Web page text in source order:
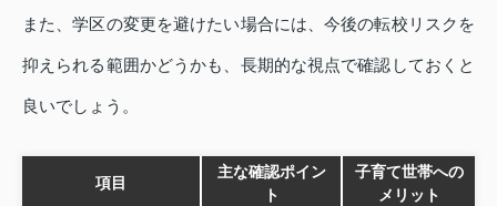
また、学区の変更を避けたい場合には、今後の転校リスクを
抑えられる範囲かどうかも、長期的な視点で確認しておくと
良いでしょう。
項目
主な確認ポイン
ト
子育て世帯への
メリット